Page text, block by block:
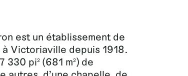
est un établissement de
Victoriaville depuis 1918.
330 pi2 (681 m2) de